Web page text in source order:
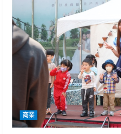
中
329
辦
徵
才
薪
水
挑
戰
5
萬
5
商業